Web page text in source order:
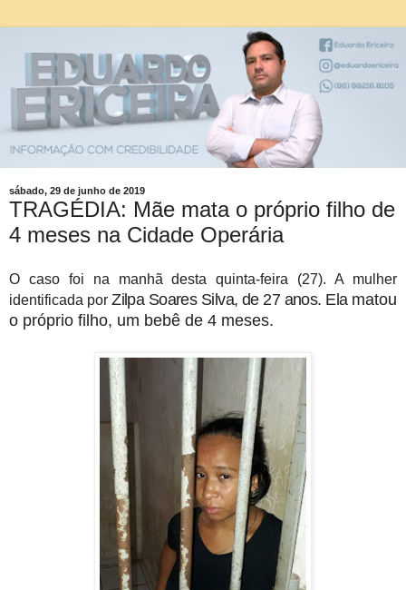
sábado, 29 de junho de 2019
TRAGÉDIA: Mãe mata o próprio filho de
4 meses na Cidade Operária
O caso foi na manhã desta quinta-feira (27). A mulher
identificada porZilpa Soares Silva, de 27 anos. Ela matou
o próprio filho, um bebê de 4 meses.